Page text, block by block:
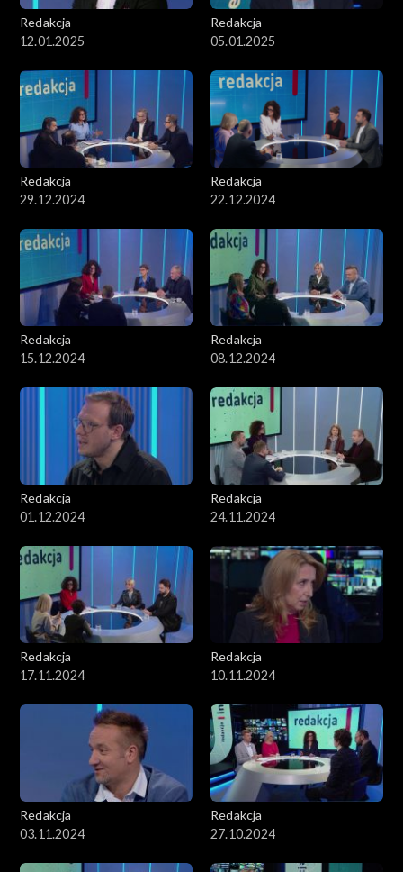
Redakcja
12.01.2025
Redakcja
05.01.2025
Redakcja
29.12.2024
Redakcja
22.12.2024
Redakcja
15.12.2024
Redakcja
08.12.2024
Redakcja
01.12.2024
Redakcja
24.11.2024
Redakcja
17.11.2024
Redakcja
10.11.2024
Redakcja
03.11.2024
Redakcja
27.10.2024